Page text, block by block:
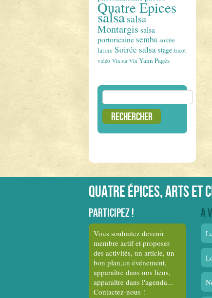
Quatre Epices
salsasalsa
Montargis salsa
portoricainesemba soirée
latine Soirée salsa stage tricot
vidéo Vin sur Vin Yann Pagès
Rechercher :
Quatre épices, arts
Participez !
Vous souhaitez devenir
membre actif et proposer
des activités, un article, un
bon plan,un événement,
apparaître dans nos liens,
apparaître dans l'agenda...
Contactez-nous !
A